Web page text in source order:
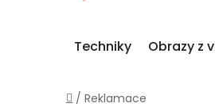
Techniky Obrazy z
Domů
/ Reklamace